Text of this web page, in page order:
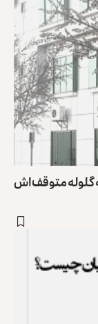
گلوله متوقف‌اش